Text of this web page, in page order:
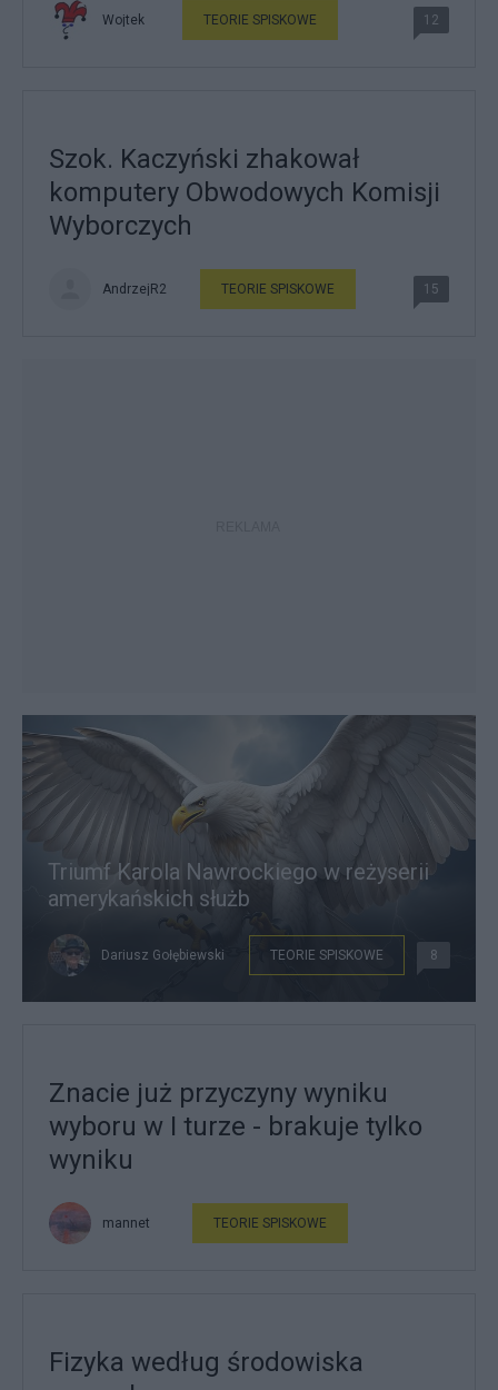
Wojtek TEORIE SPISKOWE 12
Szok. Kaczyński zhakował
komputery Obwodowych Komisji
Wyborczych
AndrzejR2 TEORIE SPISKOWE 15
Triumf Karola Nawrockiego w reżyserii
amerykańskich służb
Dariusz Gołębiewski TEORIE SPISKOWE 8
Znacie już przyczyny wyniku
wyboru w I turze - brakuje tylko
wyniku
mannet TEORIE SPISKOWE
Fizyka według środowiska